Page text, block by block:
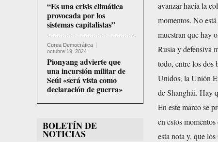
“Es una crisis climática
provocada por los
sistemas capitalistas”
Corea Democrática
octubre 19, 2024
Pionyang advierte que
una incursión militar de
Seúl «será vista como
declaración de guerra»
BOLETÍN DE
NOTICIAS
avanzar hacia la
momentos. No
muestran que hay
Rusia y defensiva
todo, entre los dos
Unidos, la Unión
de Shanghái. Hay
En este marco se
en estos
esta nota y, que